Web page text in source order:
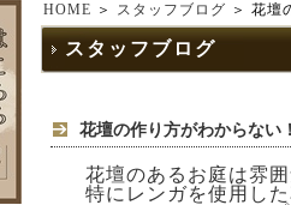
HOME ＞ スタッフブログ ＞ 花壇
スタッフブログ
花壇の作り方がわからない
花壇のあるお庭は雰
特にレンガを使用し